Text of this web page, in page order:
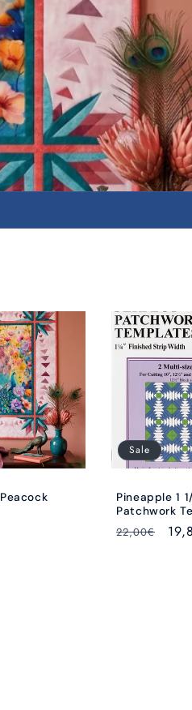
Sale
Pineapple 1
Patchwork
Normaler
22,00€